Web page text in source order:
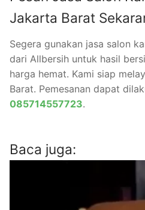
Jakarta Barat
Segera gunakan jasa salon
dari Allbersih untuk hasil
harga hemat. Kami siap
Barat. Pemesanan dapat
085714557723.
Baca juga: